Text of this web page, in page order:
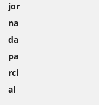
jor
na
da
pa
rci
al